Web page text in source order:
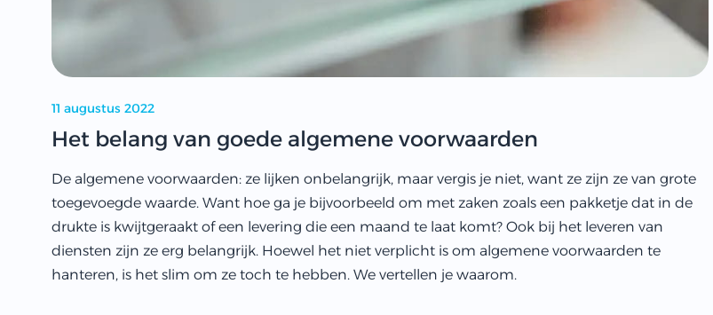
11 augustus 2022
Het belang van goede algemene voorwaarden
De algemene voorwaarden: ze lijken onbelangrijk, maar vergis je niet, want ze zijn ze van grote
toegevoegde waarde. Want hoe ga je bijvoorbeeld om met zaken zoals een pakketje dat in de
drukte is kwijtgeraakt of een levering die een maand te laat komt? Ook bij het leveren van
diensten zijn ze erg belangrijk. Hoewel het niet verplicht is om algemene voorwaarden te
hanteren, is het slim om ze toch te hebben. We vertellen je waarom.